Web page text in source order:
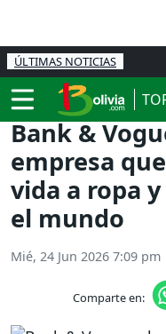
ÚLTIMAS NOTICIAS
Bank &
empresa
vida a ropa
el mundo
Mié, 24 Jun 2026 7:09 pm
Comparte en: